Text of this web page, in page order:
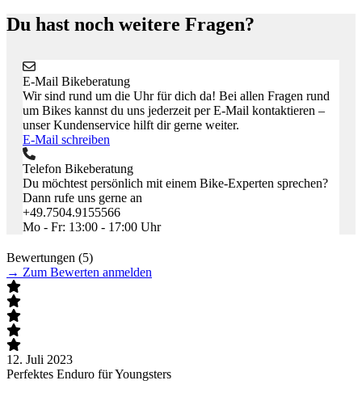
Du hast noch weitere Fragen?
E-Mail Bikeberatung
Wir sind rund um die Uhr für dich da! Bei allen Fragen rund
um Bikes kannst du uns jederzeit per E-Mail kontaktieren –
unser Kundenservice hilft dir gerne weiter.
E-Mail schreiben
Telefon Bikeberatung
Du möchtest persönlich mit einem Bike-Experten sprechen?
Dann rufe uns gerne an
+49.7504.9155566
Mo - Fr: 13:00 - 17:00 Uhr
Bewertungen (5)
→ Zum Bewerten anmelden
12. Juli 2023
Perfektes Enduro für Youngsters